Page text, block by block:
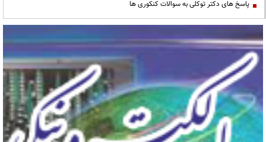
پاسخ های دکتر توکلی به سوالات کنکوری ها